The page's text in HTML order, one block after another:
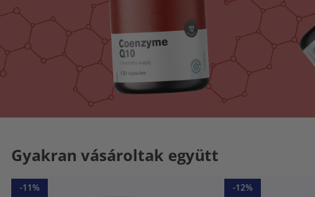
Gyakran vásároltak együtt
-11% -12%